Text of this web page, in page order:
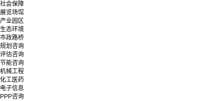
社会保障
展览场馆
产业园区
生态环境
市政路桥
规划咨询
评估咨询
节能咨询
机械工程
化工医药
电子信息
PPP咨询